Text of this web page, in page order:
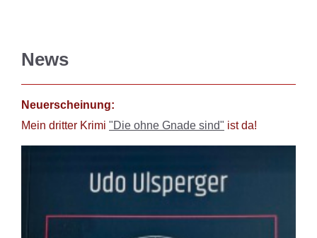
News
Neuerscheinung:
Mein dritter Krimi "Die ohne Gnade sind" ist da!